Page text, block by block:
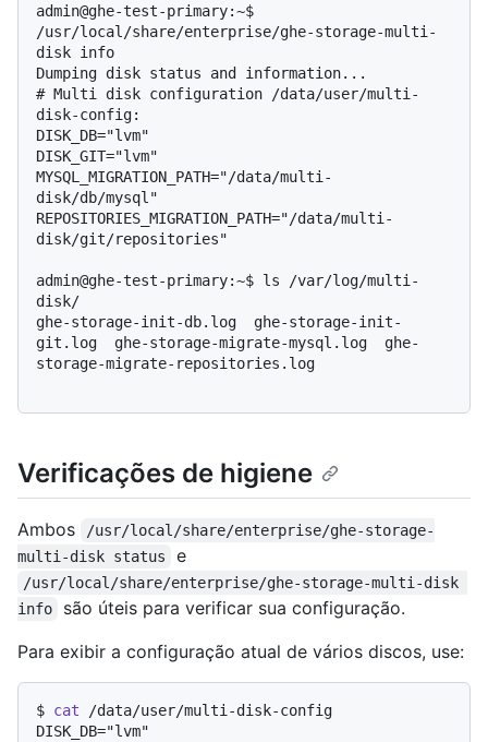
admin@ghe-test-primary:~$
/usr/local/share/enterprise/ghe-storage-multi-
disk info
# Multi disk configuration /data/user/multi-
disk-config:
DISK_DB="lvm"
DISK_GIT="lvm"
MYSQL_MIGRATION_PATH="/data/multi-
disk/db/mysql"
REPOSITORIES_MIGRATION_PATH="/data/multi-
disk/git/repositories"
admin@ghe-test-primary:~$ ls /var/log/multi-
disk/
ghe-storage-init-db.log  ghe-storage-init-
git.log  ghe-storage-migrate-mysql.log  ghe-
storage-migrate-repositories.log
Verificações de higiene
Ambos
/usr/local/share/enterprise/ghe-storage-
multi-disk status
e
/usr/local/share/enterprise/ghe-storage-multi-disk
info
são úteis para verificar sua configuração.
Para exibir a configuração atual de vários discos, use:
$ cat /data/user/multi-disk-config
DISK_DB="lvm"